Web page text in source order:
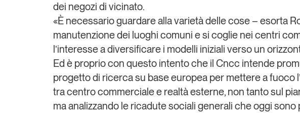
dei negozi di vicinato.
«È necessario guardare alla varietà delle cose – esorta
manutenzione dei luoghi comuni e si coglie nei centri
l’interesse a diversificare i modelli iniziali verso un
Ed è proprio con questo intento che il Cncc intende
progetto di ricerca su base europea per mettere a fuoco
tra centro commerciale e realtà esterne, non tanto sul
ma analizzando le ricadute sociali generali che oggi sono